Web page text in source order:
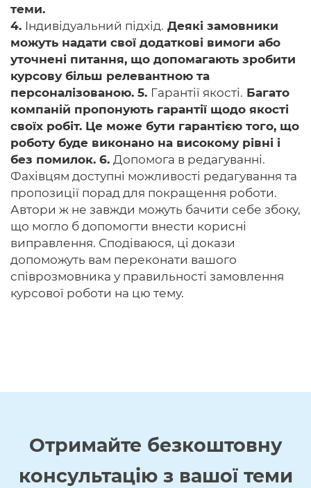
теми.
4. Індивідуальний підхід. Деякі замовники
можуть надати свої додаткові вимоги або
уточнені питання, що допомагають зробити
курсову більш релевантною та
персоналізованою. 5. Гарантії якості. Багато
компаній пропонують гарантії щодо якості
своїх робіт. Це може бути гарантією того, що
роботу буде виконано на високому рівні і
без помилок. 6. Допомога в редагуванні.
Фахівцям доступні можливості редагування та
пропозиції порад для покращення роботи.
Автори ж не завжди можуть бачити себе збоку,
що могло б допомогти внести корисні
виправлення. Сподіваюся, ці докази
допоможуть вам переконати вашого
співрозмовника у правильності замовлення
курсової роботи на цю тему.
Отримайте безкоштовну
консультацію з вашої теми